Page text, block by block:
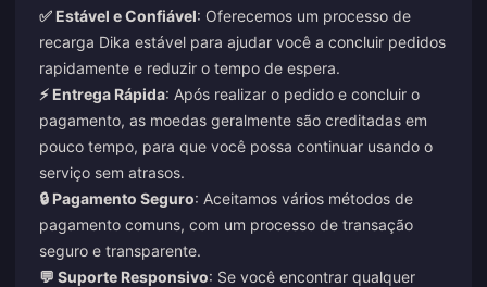
✅ Estável e Confiável: Oferecemos um processo de
recarga Dika estável para ajudar você a concluir pedidos
rapidamente e reduzir o tempo de espera.
⚡ Entrega Rápida: Após realizar o pedido e concluir o
pagamento, as moedas geralmente são creditadas em
pouco tempo, para que você possa continuar usando o
serviço sem atrasos.
🔒 Pagamento Seguro: Aceitamos vários métodos de
pagamento comuns, com um processo de transação
seguro e transparente.
💬 Suporte Responsivo: Se você encontrar qualquer